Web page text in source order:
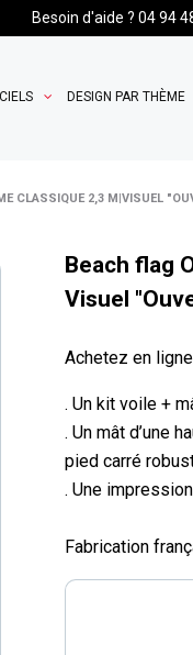
Besoin d'aide ? 04 94
DESIGN PAR THÈME
CLASSIQUE 2,3 M|VISUEL
Beach flag
Visuel
Achetez en
. Un kit voile +
. Un mât d’une
pied carré
. Une
Fabrication